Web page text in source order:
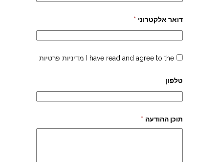
דואר אלקטרוני *
I have read and agree to the מדיניות פרטיות
טלפון
תוכן ההודעה *